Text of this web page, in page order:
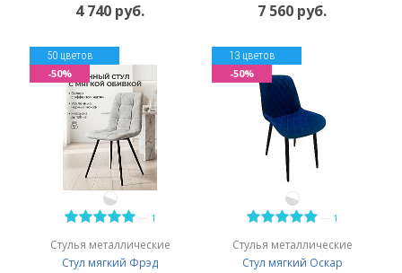
4 740 руб. 7 560 руб.
1
Стулья металлические
Стул мягкий Фрэд
50 цветов
-50%
1
Стулья металлические
Стул мягкий Оскар
13 цветов
-50%